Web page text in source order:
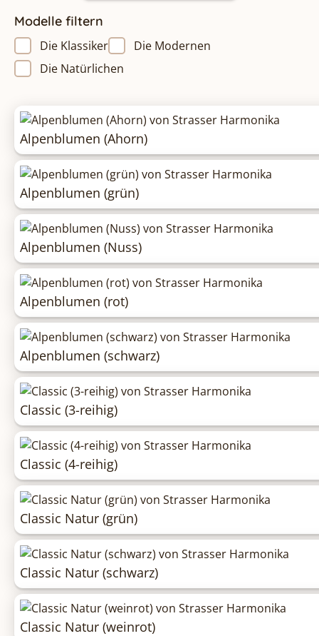
Modelle filtern
Die Klassiker
Die Modernen
Die Natürlichen
Alpenblumen (Ahorn)
Alpenblumen (grün)
Alpenblumen (Nuss)
Alpenblumen (rot)
Alpenblumen (schwarz)
Classic (3-reihig)
Classic (4-reihig)
Classic Natur (grün)
Classic Natur (schwarz)
Classic Natur (weinrot)